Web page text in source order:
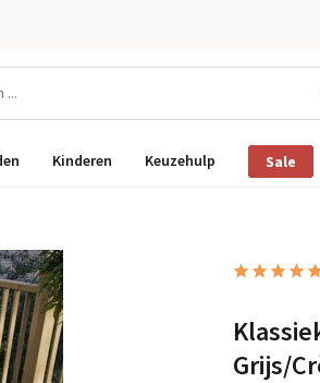
Kinderen Keuzehulp Sale
Grijs/